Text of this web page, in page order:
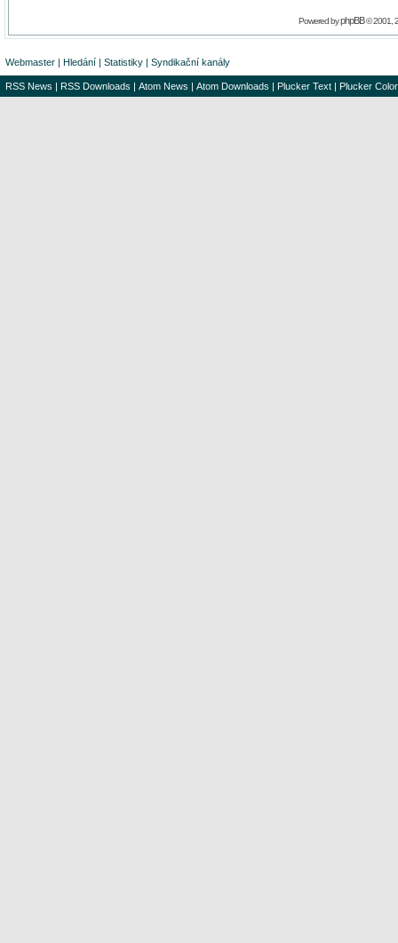
Powered byphpBB© 2001,
Webmaster | Hledání | Statistiky | Syndikační kanály
RSS News | RSS Downloads | Atom News | Atom Downloads | Plucker Text | Plucker Color